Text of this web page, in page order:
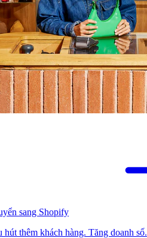
sang Shopify
hút thêm khách hàng. Tăng doanh số.